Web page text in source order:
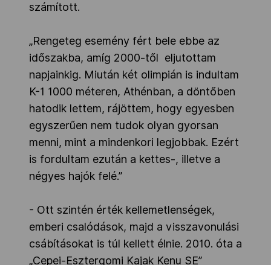
számított.
„Rengeteg esemény fért bele ebbe az
időszakba, amíg 2000-től eljutottam
napjainkig. Miután két olimpián is indultam
K-1 1000 méteren, Athénban, a döntőben
hatodik lettem, rájöttem, hogy egyesben
egyszerűen nem tudok olyan gyorsan
menni, mint a mindenkori legjobbak. Ezért
is fordultam ezután a kettes-, illetve a
négyes hajók felé.”
- Ott szintén érték kellemetlenségek,
emberi csalódások, majd a visszavonulási
csábításokat is túl kellett élnie. 2010. óta a
„Cepei-Esztergomi Kajak Kenu SE”